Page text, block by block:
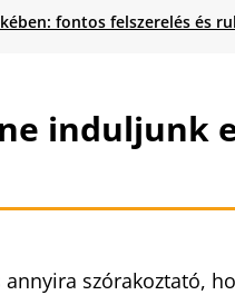
fontos felszerelés és
induljunk
szórakoztató,